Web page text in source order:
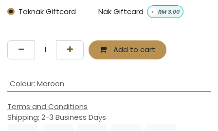
Taknak Giftcard Nak Giftcard + RM3.00
Add to cart
Colour: Maroon
Terms and Conditions
Shipping: 2-3 Business Days